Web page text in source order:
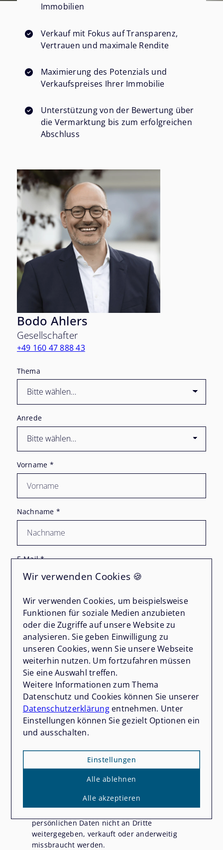
Immobilien
Verkauf mit Fokus auf Transparenz,
Vertrauen und maximale Rendite
Maximierung des Potenzials und
Verkaufspreises Ihrer Immobilie
Unterstützung von der Bewertung über
die Vermarktung bis zum erfolgreichen
Abschluss
Bodo Ahlers
Gesellschafter
+49 160 47 888 43
Thema
Anrede
Vorname *
Nachname *
E-Mail*
Telefon
Nachricht *
Datenschutzerklärungzur Kenntnis genommen
haben.
Wir nehmen den Schutz Ihrer Daten ernst. Alle
Kontaktformular senden, werden streng
persönlichen Daten nicht an Dritte
weitergegeben, verkauft oder anderweitig
missbraucht werden.
Wir verwenden Cookies 🍪
Wir verwenden Cookies, um beispielsweise
Funktionen für soziale Medien anzubieten
oder die Zugriffe auf unsere Website zu
analysieren. Sie geben Einwilligung zu
unseren Cookies, wenn Sie unsere Webseite
weiterhin nutzen. Um fortzufahren müssen
Sie eine Auswahl treffen.
Weitere Informationen zum Thema
Datenschutz und Cookies können Sie unserer
Datenschutzerklärungentnehmen. Unter
Einstellungen können Sie gezielt Optionen ein
und ausschalten.
Einstellungen
Alle ablehnen
Alle akzeptieren